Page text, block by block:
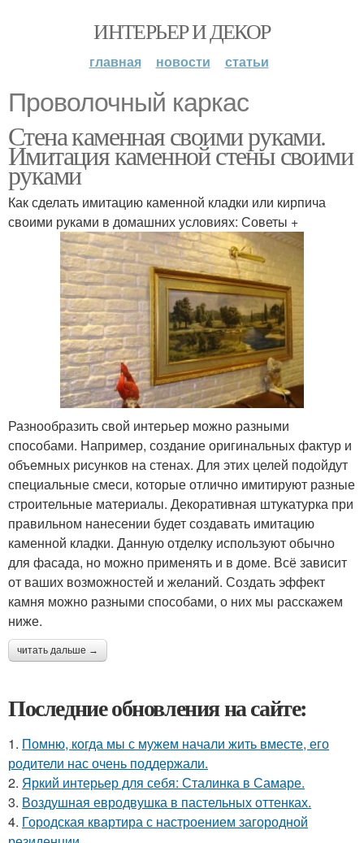
ИНТЕРЬЕР И ДЕКОР
главная новости статьи
Проволочный каркас
Стена каменная своими руками.
Имитация каменной стены своими
руками
Как сделать имитацию каменной кладки или кирпича
своими руками в домашних условиях: Советы +
Разнообразить свой интерьер можно разными
способами. Например, создание оригинальных фактур и
объемных рисунков на стенах. Для этих целей подойдут
специальные смеси, которые отлично имитируют разные
строительные материалы. Декоративная штукатурка при
правильном нанесении будет создавать имитацию
каменной кладки. Данную отделку используют обычно
для фасада, но можно применять и в доме. Всё зависит
от ваших возможностей и желаний. Создать эффект
камня можно разными способами, о них мы расскажем
ниже.
читать дальше →
Последние обновления на сайте:
1. Помню, когда мы с мужем начали жить вместе, его
родители нас очень поддержали.
2. Яркий интерьер для себя: Сталинка в Самаре.
3. Воздушная евродвушка в пастельных оттенках.
4. Городская квартира с настроением загородной